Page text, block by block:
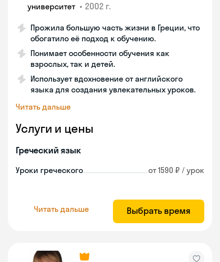
университет • 2002 г.
Прожила большую часть жизни в Греции, что
обогатило её подход к обучению.
Понимает особенности обучения как
взрослых, так и детей.
Использует вдохновение от английского
языка для создания увлекательных уроков.
Читать дальше
Услуги и цены
Греческий язык
Уроки греческого от 1590 ₽ / урок
Читать дальше Выбрать время